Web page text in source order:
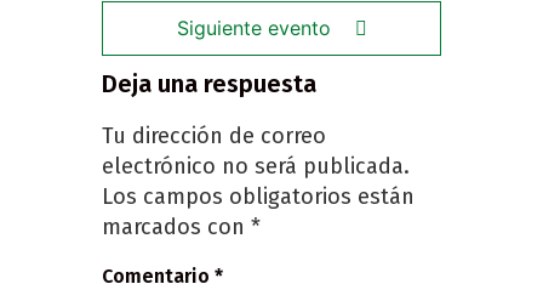
Siguiente evento
Deja una respuesta
Tu dirección de correo
electrónico no será publicada.
Los campos obligatorios están
marcados con *
Comentario *